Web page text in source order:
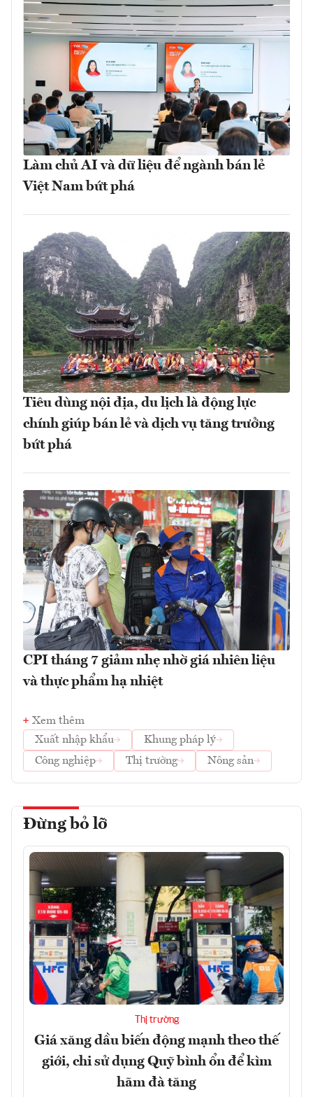
Làm chủ AI và dữ liệu để ngành bán lẻ
Việt Nam bứt phá
Tiêu dùng nội địa, du lịch là động lực
chính giúp bán lẻ và dịch vụ tăng trưởng
bứt phá
CPI tháng 7 giảm nhẹ nhờ giá nhiên liệu
và thực phẩm hạ nhiệt
Xem thêm
Xuất nhập khẩu
Khung pháp lý
Công nghiệp
Thị trường Nông sản
Đừng bỏ lỡ
Thị trường
Giá xăng dầu biến động mạnh theo thế
giới, chi sử dụng Quỹ bình ổn để kìm
hãm đà tăng